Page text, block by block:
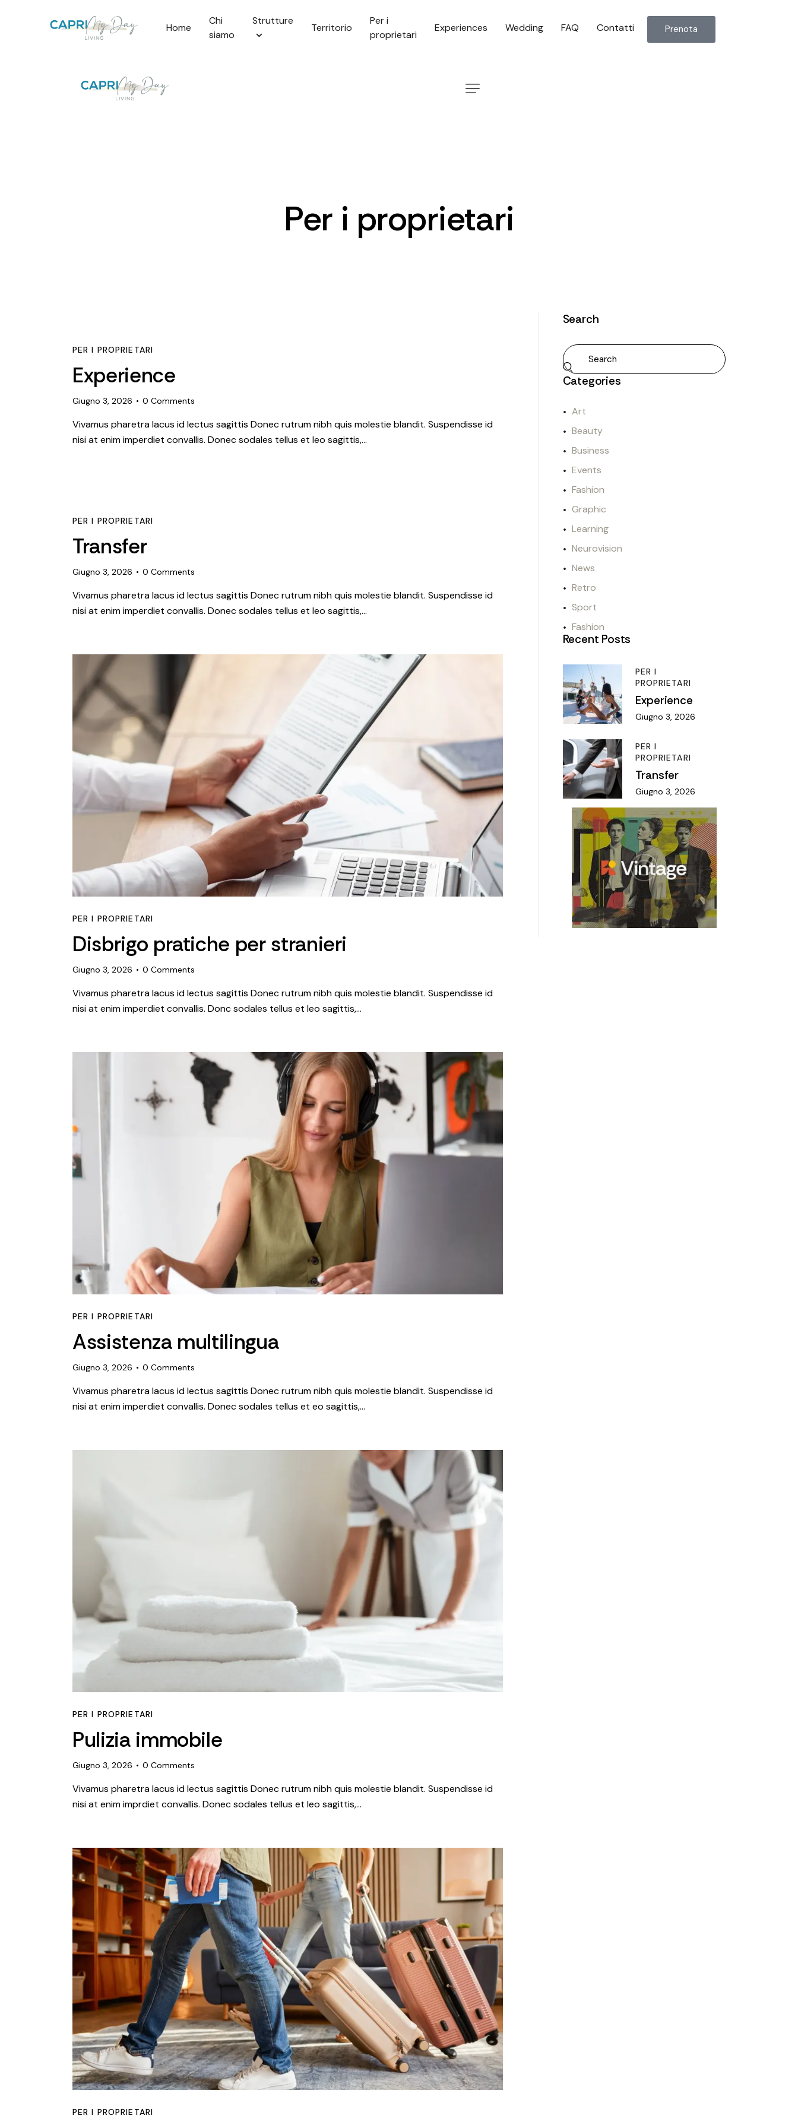
Home
Chi
siamo
Strutture
Territorio
Per i
proprietari
Experiences Wedding FAQ Contatti Prenota
Per i proprietari
PER I PROPRIETARI
Experience
Giugno 3, 2026 0 Comments
Vivamus pharetra lacus id lectus sagittis Donec rutrum nibh quis molestie blandit. Suspendisse id
nisi at enim imperdiet convallis. Donec sodales tellus et leo sagittis,…
PER I PROPRIETARI
Transfer
Giugno 3, 2026 0 Comments
Vivamus pharetra lacus id lectus sagittis Donec rutrum nibh quis molestie blandit. Suspendisse id
nisi at enim imperdiet convallis. Donec sodales tellus et leo sagittis,…
PER I PROPRIETARI
Disbrigo pratiche per stranieri
Giugno 3, 2026 0 Comments
Vivamus pharetra lacus id lectus sagittis Donec rutrum nibh quis molestie blandit. Suspendisse id
nisi at enim imperdiet convallis. Donc sodales tellus et leo sagittis,…
PER I PROPRIETARI
Assistenza multilingua
Giugno 3, 2026 0 Comments
Vivamus pharetra lacus id lectus sagittis Donec rutrum nibh quis molestie blandit. Suspendisse id
nisi at enim imperdiet convallis. Donec sodales tellus et eo sagittis,…
PER I PROPRIETARI
Pulizia immobile
Giugno 3, 2026 0 Comments
Vivamus pharetra lacus id lectus sagittis Donec rutrum nibh quis molestie blandit. Suspendisse id
nisi at enim imprdiet convallis. Donec sodales tellus et leo sagittis,…
PER I PROPRIETARI
Search
Categories
Art
Beauty
Business
Events
Fashion
Graphic
Learning
Neurovision
News
Retro
Sport
Fashion
Recent Posts
PER I
PROPRIETARI
Experience
Giugno 3, 2026
PER I
PROPRIETARI
Transfer
Giugno 3, 2026